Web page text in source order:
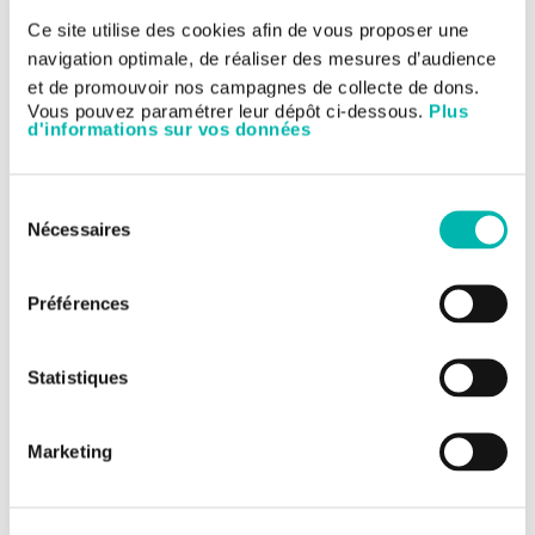
Ce site utilise des cookies afin de vous proposer une
navigation optimale, de réaliser des mesures d’audience
et de promouvoir nos campagnes de collecte de dons.
Vous pouvez paramétrer leur dépôt ci-dessous. Plus
d'informations sur vos données
Nécessaires
Préférences
Statistiques
Marketing
18/04/2017
Droits des patients : personne de
confiance et directives anticipées
La Journée européenne des droits des patients, fixée au 18
mal connus des patients : la personne de confiance et les
directives anticipées.